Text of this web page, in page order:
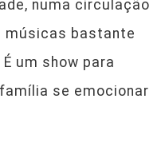
numa circulação
músicas bastante
um show para
se emocionar